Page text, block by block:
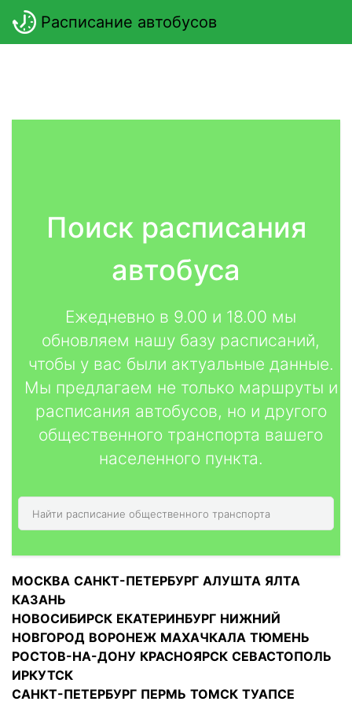
Расписание автобусов
Поиск расписания
автобуса
Ежедневно в 9.00 и 18.00 мы
обновляем нашу базу расписаний,
чтобы у вас были актуальные данные.
Мы предлагаем не только маршруты и
расписания автобусов, но и другого
общественного транспорта вашего
населенного пункта.
МОСКВА САНКТ-ПЕТЕРБУРГ АЛУШТА ЯЛТА
КАЗАНЬ
НОВОСИБИРСК ЕКАТЕРИНБУРГ НИЖНИЙ
НОВГОРОД ВОРОНЕЖ МАХАЧКАЛА ТЮМЕНЬ
РОСТОВ-НА-ДОНУ КРАСНОЯРСК СЕВАСТОПОЛЬ
ИРКУТСК
САНКТ-ПЕТЕРБУРГ ПЕРМЬ ТОМСК ТУАПСЕ